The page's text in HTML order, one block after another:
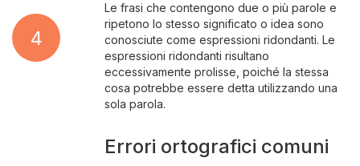
4
Le frasi che contengono due o più parole e
ripetono lo stesso significato o idea sono
conosciute come espressioni ridondanti. Le
espressioni ridondanti risultano
eccessivamente prolisse, poiché la stessa
cosa potrebbe essere detta utilizzando una
sola parola.
Errori ortografici comuni